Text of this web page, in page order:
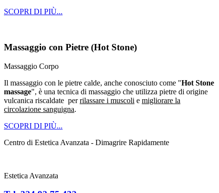
SCOPRI DI PIÙ...
Massaggio con Pietre (Hot Stone)
Massaggio Corpo
Il massaggio con le pietre calde, anche conosciuto come "Hot Stone
massage", è una tecnica di massaggio che utilizza pietre di origine
vulcanica riscaldate perrilassare i muscoli e migliorare la
circolazione sanguigna.
SCOPRI DI PIÙ...
Centro di Estetica Avanzata - Dimagrire Rapidamente
Estetica Avanzata